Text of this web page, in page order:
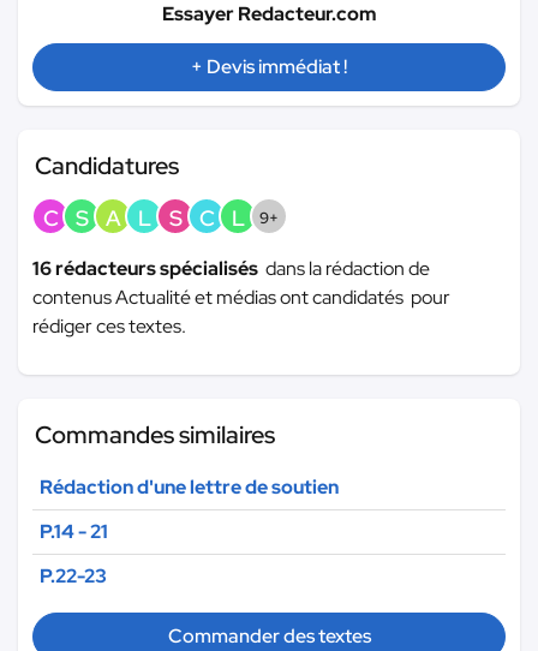
Essayer Redacteur.com
+ Devis immédiat !
Candidatures
C S A L S C L 9+
16 rédacteurs spécialisés dans la rédaction de
contenus Actualité et médias ont candidatés pour
rédiger ces textes.
Commandes similaires
Rédaction d'une lettre de soutien
P.14 - 21
P.22-23
Commander des textes